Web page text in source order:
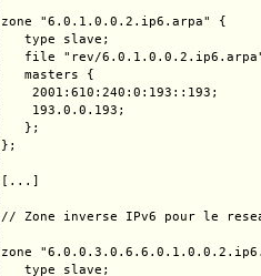
zone "6.0.1.0.0.2.ip6.arpa" {
   type slave;
file "rev/
   masters {
    2001:610:240:0:193::193;
    193.0.0.193;
   };
};
[...]
// Zone inverse IPv6 pour le
zone
   type slave;